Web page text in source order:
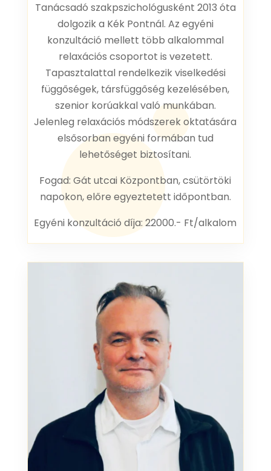
Tanácsadó szakpszichológusként 2013 óta
dolgozik a Kék Pontnál. Az egyéni
konzultáció mellett több alkalommal
relaxációs csoportot is vezetett.
Tapasztalattal rendelkezik viselkedési
függőségek, társfüggőség kezelésében,
szenior korúakkal való munkában.
Jelenleg relaxációs módszerek oktatására
elsősorban egyéni formában tud
lehetőséget biztosítani.
Fogad: Gát utcai Központban, csütörtöki
napokon, előre egyeztetett időpontban.
Egyéni konzultáció díja: 22000.- Ft/alkalom